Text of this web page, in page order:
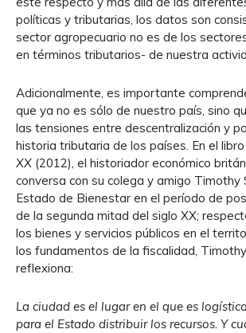
políticas y tributarias, los datos son
sector agropecuario no es de los
en términos tributarios- de nuestra
Adicionalmente, es importante
que ya no es sólo de nuestro país, sino
las tensiones entre descentralización y
historia tributaria de los países. En el libro
XX (2012), el historiador económico
conversa con su colega y amigo Timothy
Estado de Bienestar en el período de
de la segunda mitad del siglo XX;
los bienes y servicios públicos en el
los fundamentos de la fiscalidad,
reflexiona:
La ciudad es el lugar en el que es
para el Estado distribuir los recursos. Y